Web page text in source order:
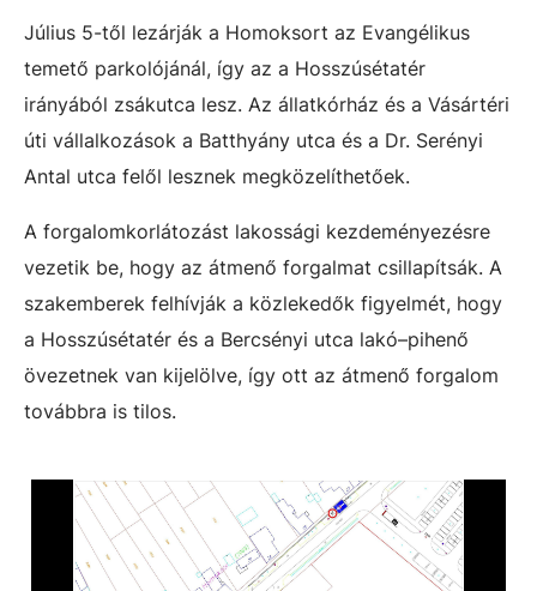
Július 5-től lezárják a Homoksort az Evangélikus
temető parkolójánál, így az a Hosszúsétatér
irányából zsákutca lesz. Az állatkórház és a Vásártéri
úti vállalkozások a Batthyány utca és a Dr. Serényi
Antal utca felől lesznek megközelíthetőek.
A forgalomkorlátozást lakossági kezdeményezésre
vezetik be, hogy az átmenő forgalmat csillapítsák. A
szakemberek felhívják a közlekedők figyelmét, hogy
a Hosszúsétatér és a Bercsényi utca lakó–pihenő
övezetnek van kijelölve, így ott az átmenő forgalom
továbbra is tilos.